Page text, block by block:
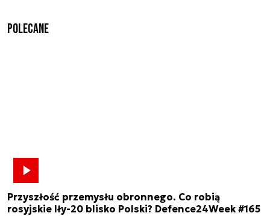
Polecane
Przyszłość przemysłu obronnego. Co robią
rosyjskie Iły-20 blisko Polski? Defence24Week #165